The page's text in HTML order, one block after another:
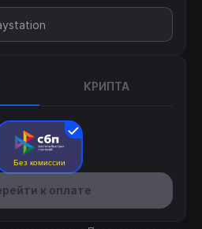
КРИПТА
Без комиссии
к оплате